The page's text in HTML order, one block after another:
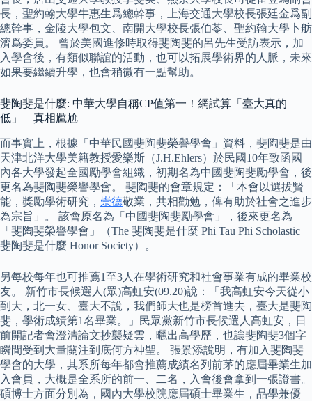
長，聖約翰大學牛惠生爲總幹事，上海交通大學校長張廷金爲副
總幹事，金陵大學包文、南開大學校長張伯苓、聖約翰大學卜舫
濟爲委員。 曾於美國進修時取得斐陶斐的呂先生受訪表示，加
入學會後，有類似聯誼的活動，也可以拓展學術界的人脈，未來
如果要繼續升學，也會稍微有一點幫助。
斐陶斐是什麼: 中華大學自稱CP值第一！網試算「臺大真的
低」 真相尷尬
而事實上，根據「中華民國斐陶斐榮譽學會」資料，斐陶斐是由
天津北洋大學美籍教授愛樂斯（J.H.Ehlers）於民國10年致函國
內各大學發起全國勵學會組織，初期名為中國斐陶斐勵學會，後
更名為斐陶斐榮譽學會。 斐陶斐的會章規定：「本會以選拔賢
能，獎勵學術研究， 崇德敬業，共相勸勉，俾有助於社會之進步
為宗旨」。 該會原名為「中國斐陶斐勵學會」，後來更名為
「斐陶斐榮譽學會」（The 斐陶斐是什麼 Phi Tau Phi Scholastic
斐陶斐是什麼 Honor Society）。
另每校每年也可推薦1至3人在學術研究和社會事業有成的畢業校
友。 新竹市長候選人(眾)高虹安(09.20)說：「我高虹安今天從小
到大，北一女、臺大不說，我們師大也是榜首進去，臺大是斐陶
斐，學術成績第1名畢業。」民眾黨新竹市長候選人高虹安，日
前開記者會澄清論文抄襲疑雲，曬出高學歷，也讓斐陶斐3個字
瞬間受到大量關注到底何方神聖。 張景添說明，有加入斐陶斐
學會的大學，其系所每年都會推薦成績名列前茅的應屆畢業生加
入會員，大概是全系所的前一、二名，入會後會拿到一張證書。
碩博士方面分別為，國內大學校院應屆碩士畢業生，品學兼優